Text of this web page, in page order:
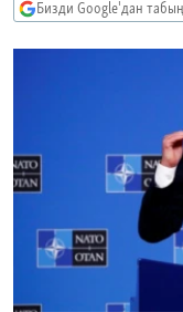
ЭКСПЕРТТЕР ТАЛДАЙТ
ЫҢГАЙСЫЗ СУРООЛОР
ӨЗГӨЧӨ ПИКИР
ЭЕ/АРнун
Бизди Google'дан